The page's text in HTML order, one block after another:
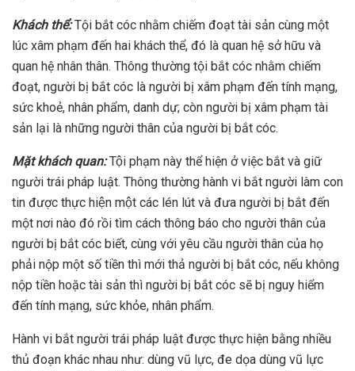
Khách thể:Tội bắt cóc nhằm chiếm đoạt tài sản cùng một
lúc xâm phạm đến hai khách thể, đó là quan hệ sở hữu và
quan hệ nhân thân. Thông thường tội bắt cóc nhằm chiếm
đoạt, người bị bắt cóc là người bị xâm phạm đến tính mạng,
sức khoẻ, nhân phẩm, danh dự; còn người bị xâm phạm tài
sản lại là những người thân của người bị bắt cóc.
Mặt khách quan:Tội phạm này thể hiện ở việc bắt và giữ
người trái pháp luật. Thông thường hành vi bắt người làm con
tin được thực hiện một các lén lút và đưa người bị bắt đến
một nơi nào đó rồi tìm cách thông báo cho người thân của
người bị bắt cóc biết, cùng với yêu cầu người thân của họ
phải nộp một số tiền thì mới thả người bị bắt cóc, nếu không
nộp tiền hoặc tài sản thì người bị bắt cóc sẽ bị nguy hiểm
đến tính mạng, sức khỏe, nhân phẩm.
Hành vi bắt người trái pháp luật được thực hiện bằng nhiều
thủ đoạn khác nhau như: dùng vũ lực, đe dọa dùng vũ lực